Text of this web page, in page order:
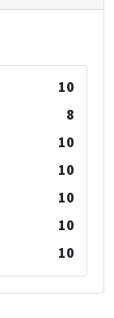
10
8
10
10
10
10
10